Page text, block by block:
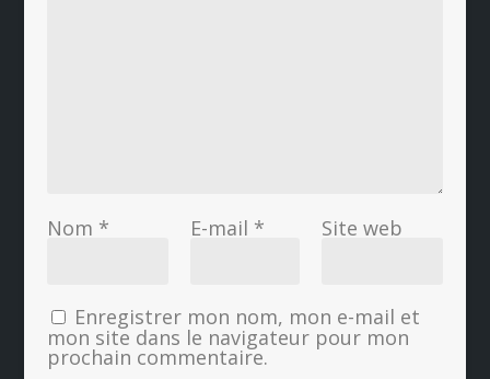
Nom * E-mail * Site web
Enregistrer mon nom, mon e-mail et
mon site dans le navigateur pour mon
prochain commentaire.